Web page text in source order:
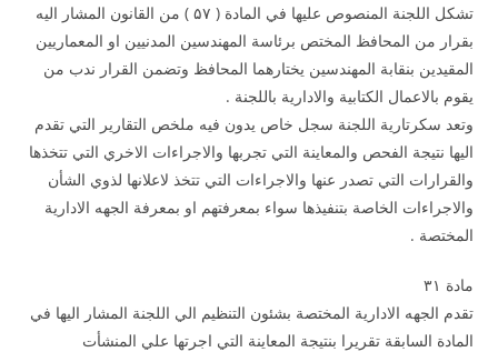
تشكل اللجنة المنصوص عليها في المادة ( ۵۷ ) من القانون المشار اليه
بقرار من المحافظ المختص برئاسة المهندسين المدنيين او المعماريين
المقيدين بنقابة المهندسين يختارهما المحافظ وتضمن القرار ندب من
يقوم بالاعمال الكتابية والادارية باللجنة .
وتعد سكرتارية اللجنة سجل خاص يدون فيه ملخص التقارير التي تقدم
اليها نتيجة الفحص والمعاينة التي تجربها والاجراءات الاخري التي تتخذها
والقرارات التي تصدر عنها والاجراءات التي تتخذ لاعلانها لذوي الشأن
والاجراءات الخاصة بتنفيذها سواء بمعرفتهم او بمعرفة الجهه الادارية
المختصة .
مادة ۳۱
تقدم الجهه الادارية المختصة بشئون التنظيم الي اللجنة المشار اليها في
المادة السابقة تقريرا بنتيجة المعاينة التي اجرتها علي المنشأت